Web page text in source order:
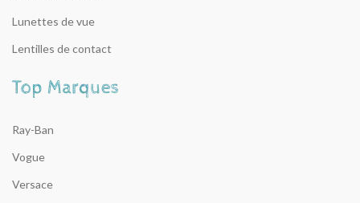
Lunettes de vue
Lentilles de contact
Ray-Ban
Vogue
Versace